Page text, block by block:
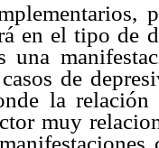
en el tipo de
una
de
la relación
muy